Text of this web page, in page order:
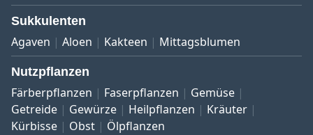
Sukkulenten
Agaven Aloen Kakteen Mittagsblumen
Nutzpflanzen
Färberpflanzen Faserpflanzen
Gemüse
Getreide
Gewürze Heilpflanzen
Kräuter
Kürbisse
Obst Ölpflanzen